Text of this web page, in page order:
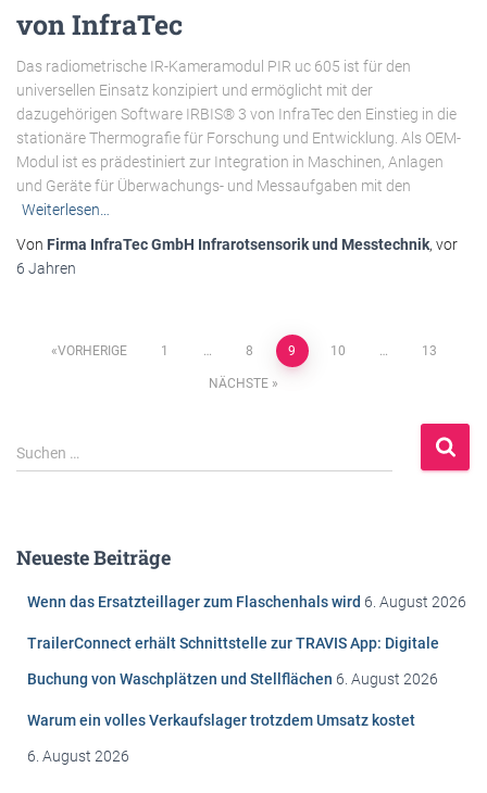
von InfraTec
Das radiometrische IR-Kameramodul PIR uc 605 ist für den
universellen Einsatz konzipiert und ermöglicht mit der
dazugehörigen Software IRBIS® 3 von InfraTec den Einstieg in die
stationäre Thermografie für Forschung und Entwicklung. Als OEM-
Modul ist es prädestiniert zur Integration in Maschinen, Anlagen
und Geräte für Überwachungs- und Messaufgaben mit den
Weiterlesen…
Von Firma InfraTec GmbH Infrarotsensorik und Messtechnik, vor
6 Jahren
Beitragsnavigation
VORHERIGE 1 8 9 10 13
NÄCHSTE
S
u
n
Suchen …
Neueste Beiträge
Wenn das Ersatzteillager zum Flaschenhals wird 6. August 2026
TrailerConnect erhält Schnittstelle zur TRAVIS App: Digitale
Buchung von Waschplätzen und Stellflächen 6. August 2026
Warum ein volles Verkaufslager trotzdem Umsatz kostet
6. August 2026